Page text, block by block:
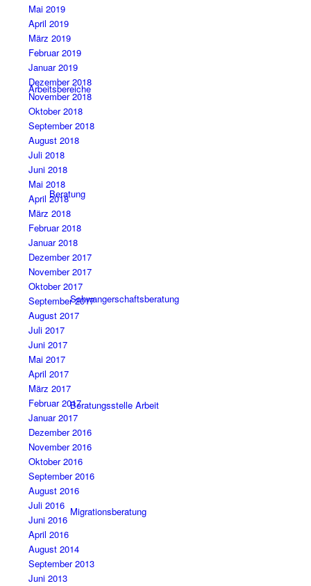
Arbeitsbereiche
Beratung
Schwangerschaftsberatung
Beratungsstelle Arbeit
Migrationsberatung
Mai 2019
April 2019
März 2019
Februar 2019
Januar 2019
Dezember 2018
November 2018
Oktober 2018
September 2018
August 2018
Juli 2018
Juni 2018
Mai 2018
April 2018
März 2018
Februar 2018
Januar 2018
Dezember 2017
November 2017
Oktober 2017
September 2017
August 2017
Juli 2017
Juni 2017
Mai 2017
April 2017
März 2017
Februar 2017
Januar 2017
Dezember 2016
November 2016
Oktober 2016
September 2016
August 2016
Juli 2016
Juni 2016
April 2016
August 2014
September 2013
Juni 2013